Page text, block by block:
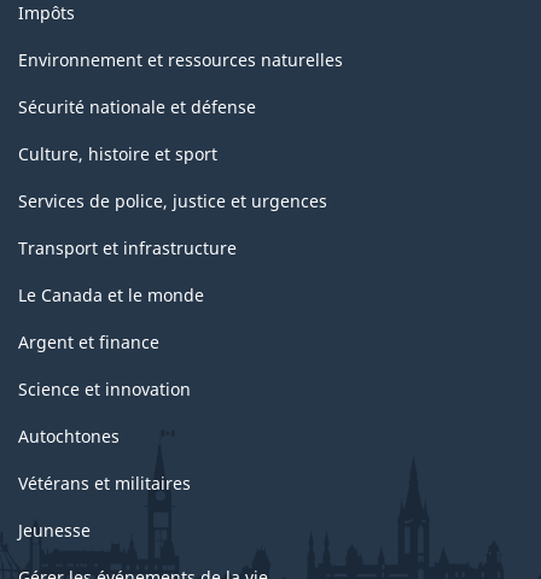
Impôts
Environnement et ressources naturelles
Sécurité nationale et défense
Culture, histoire et sport
Services de police, justice et urgences
Transport et infrastructure
Le Canada et le monde
Argent et finance
Science et innovation
Autochtones
Vétérans et militaires
Jeunesse